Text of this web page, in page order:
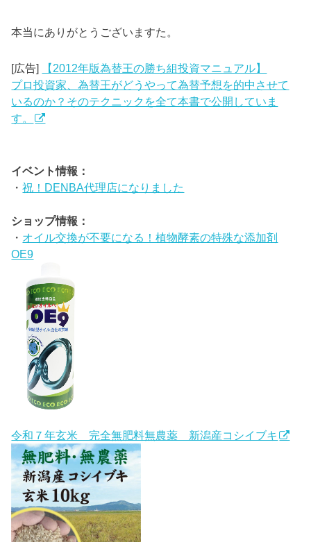
本当にありがとうございますた。
[広告]
【2012年版為替王の勝ち組投資マニュアル】
プロ投資家、為替王がどうやって為替予想を的中させて
いるのか？そのテクニックを全て本書で公開していま
す。
イベント情報：
・祝！DENBA代理店になりました
ショップ情報：
・ オイル交換が不要になる！植物酵素の特殊な添加剤
OE9
令和７年玄米 完全無肥料無農薬 新潟産コシイブキ